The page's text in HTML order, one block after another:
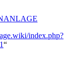
index.php?
“